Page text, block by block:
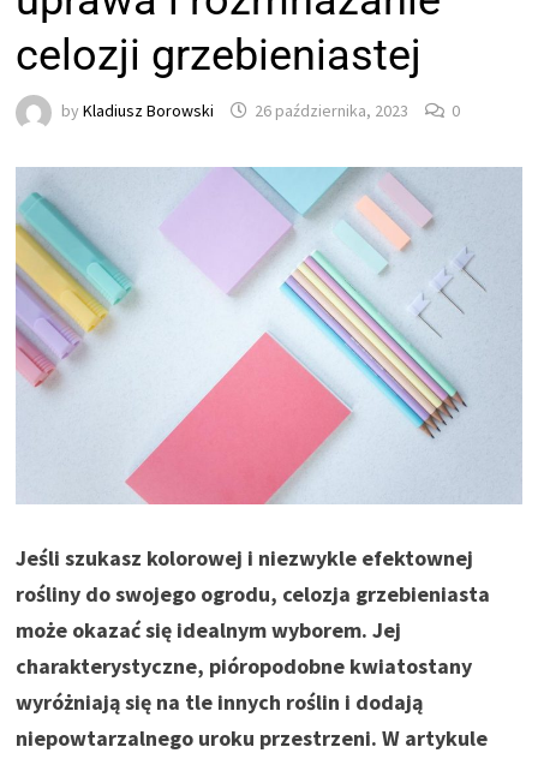
celozji grzebieniastej
byKladiusz Borowski 26 października, 2023 0
Jeśli szukasz kolorowej i niezwykle efektownej
rośliny do swojego ogrodu, celozja grzebieniasta
może okazać się idealnym wyborem. Jej
charakterystyczne, pióropodobne kwiatostany
wyróżniają się na tle innych roślin i dodają
niepowtarzalnego uroku przestrzeni. W artykule